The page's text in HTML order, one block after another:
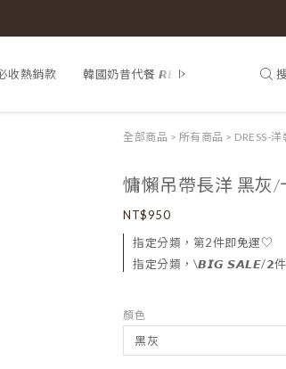
熱銷款 韓國奶昔代餐 𝙍𝙀𝙉𝙀𝙒 𝙋𝙃𝙔
全部商品 > 所有商品 > DRESS-洋
慵懶吊帶長洋 黑灰/
NT$950
指定分類，第2件即免運♡
指定分類，\𝘽𝙄𝙂 𝙎𝘼𝙇𝙀/𝟮
顏色